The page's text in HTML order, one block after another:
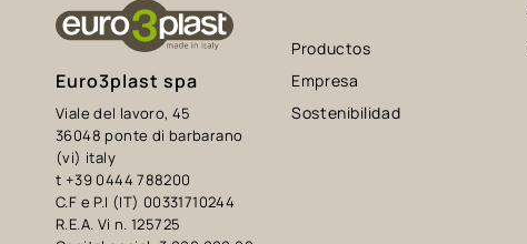
Euro3plast spa
Viale del lavoro, 45
36048 ponte di barbarano
(vi) italy
t +39 0444 788200
C.F e P.I (IT) 00331710244
R.E.A. Vi n. 125725
Productos
Empresa
Sostenibilidad